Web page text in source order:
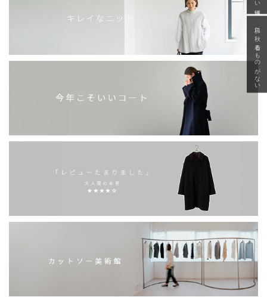
急に秋、着るものがない